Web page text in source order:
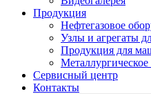
Продукция
Нефтегазовое
Узлы и агрегаты
Продукция для
Сервисный центр
Контакты